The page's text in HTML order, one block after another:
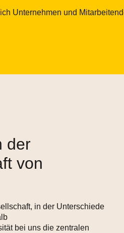
Unternehmen und
der
von
in der Unterschiede
bei uns die zentralen